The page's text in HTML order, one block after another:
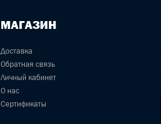
МАГАЗИН
Доставка
Обратная связь
Личный кабинет
О нас
Сертификаты